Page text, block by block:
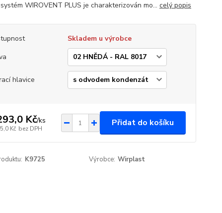
WIROVENT PLUS je charakterizován mo... celý popis
Skladem u výrobce
hlavice
Kč/ks
Kč bez DPH
Přidat do košíku
K9725 Výrobce: Wirplast